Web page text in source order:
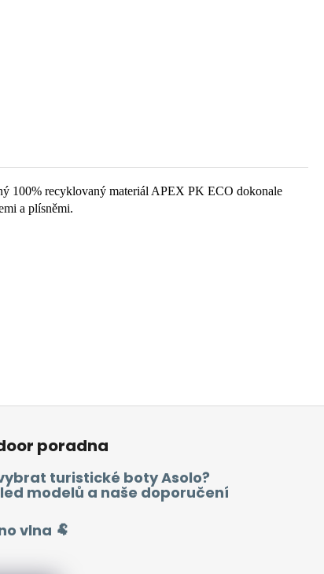
100% recyklovaný materiál APEX PK ECO dokonale
a plísněmi.
poradna
turistické boty Asolo?
modelů a naše doporučení
vlna 🐏